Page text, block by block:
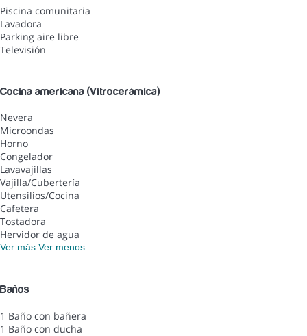
Piscina comunitaria
Lavadora
Parking aire libre
Televisión
Cocina americana (Vitrocerámica)
Nevera
Microondas
Horno
Congelador
Lavavajillas
Vajilla/Cubertería
Utensilios/Cocina
Cafetera
Tostadora
Hervidor de agua
Ver más Ver menos
Baños
1 Baño con bañera
1 Baño con ducha